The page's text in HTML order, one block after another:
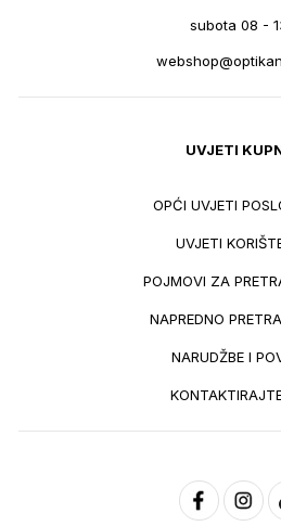
subota 08 -
UVJETI
OPĆI UVJETI
UVJETI
POJMOVI ZA
NAPREDNO
NARUDŽBE I